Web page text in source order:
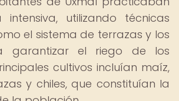
utilizando técnicas
el sistema de terrazas y los
garantizar el riego de los
cultivos incluían maíz,
y chiles, que constituían la